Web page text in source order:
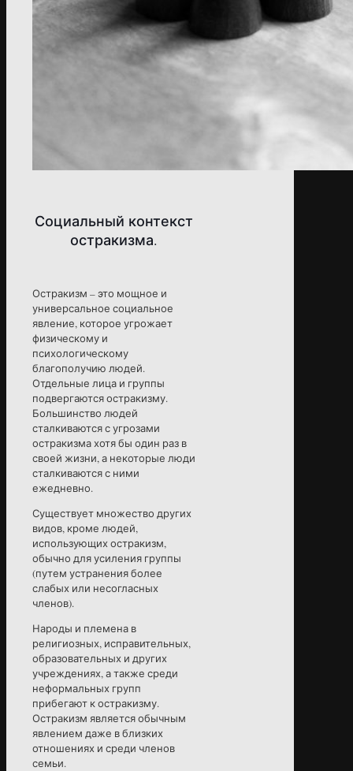
Социальный контекст
остракизма.
Остракизм – это мощное и
универсальное социальное
явление, которое угрожает
физическому и
психологическому
благополучию людей.
Отдельные лица и группы
подвергаются остракизму.
Большинство людей
сталкиваются с угрозами
остракизма хотя бы один раз в
своей жизни, а некоторые люди
сталкиваются с ними
ежедневно.
Существует множество других
видов, кроме людей,
использующих остракизм,
обычно для усиления группы
(путем устранения более
слабых или несогласных
членов).
Народы и племена в
религиозных, исправительных,
образовательных и других
учреждениях, а также среди
неформальных групп
прибегают к остракизму.
Остракизм является обычным
явлением даже в близких
отношениях и среди членов
семьи.